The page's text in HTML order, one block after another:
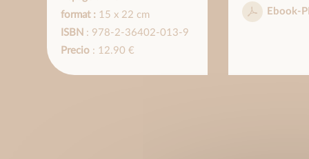
format :15 x 22 cm
ISBN : 978-2-36402-013-9
Precio: 12.90 €
Ebook-